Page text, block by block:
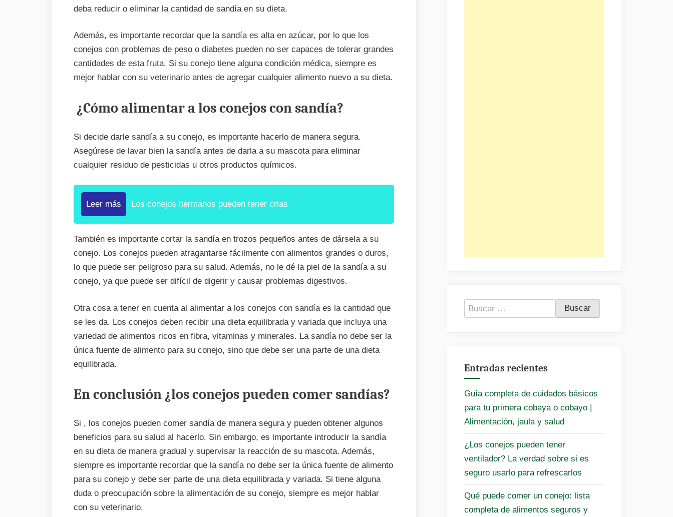
deba reducir o eliminar la cantidad de sandía en su dieta.
Además, es importante recordar que la sandía es alta en azúcar, por lo que los
conejos con problemas de peso o diabetes pueden no ser capaces de tolerar grandes
cantidades de esta fruta. Si su conejo tiene alguna condición médica, siempre es
mejor hablar con su veterinario antes de agregar cualquier alimento nuevo a su dieta.
¿Cómo alimentar a los conejos con sandía?
Si decide darle sandía a su conejo, es importante hacerlo de manera segura.
Asegúrese de lavar bien la sandía antes de darla a su mascota para eliminar
cualquier residuo de pesticidas u otros productos químicos.
Leer más Los conejos hermanos pueden tener crias
También es importante cortar la sandía en trozos pequeños antes de dársela a su
conejo. Los conejos pueden atragantarse fácilmente con alimentos grandes o duros,
lo que puede ser peligroso para su salud. Además, no le dé la piel de la sandía a su
conejo, ya que puede ser difícil de digerir y causar problemas digestivos.
Otra cosa a tener en cuenta al alimentar a los conejos con sandía es la cantidad que
se les da. Los conejos deben recibir una dieta equilibrada y variada que incluya una
variedad de alimentos ricos en fibra, vitaminas y minerales. La sandía no debe ser la
única fuente de alimento para su conejo, sino que debe ser una parte de una dieta
equilibrada.
En conclusión ¿los conejos pueden comer sandías?
Si , los conejos pueden comer sandía de manera segura y pueden obtener algunos
beneficios para su salud al hacerlo. Sin embargo, es importante introducir la sandía
en su dieta de manera gradual y supervisar la reacción de su mascota. Además,
siempre es importante recordar que la sandía no debe ser la única fuente de alimento
para su conejo y debe ser parte de una dieta equilibrada y variada. Si tiene alguna
duda o preocupación sobre la alimentación de su conejo, siempre es mejor hablar
con su veterinario.
Buscar:
Entradas recientes
Guía completa de cuidados básicos
para tu primera cobaya o cobayo |
Alimentación, jaula y salud
¿Los conejos pueden tener
ventilador? La verdad sobre si es
seguro usarlo para refrescarlos
Qué puede comer un conejo: lista
completa de alimentos seguros y